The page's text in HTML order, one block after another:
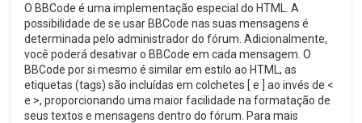
O BBCode é uma implementação especial do HTML. A
possibilidade de se usar BBCode nas suas mensagens é
determinada pelo administrador do fórum. Adicionalmente,
você poderá desativar o BBCode em cada mensagem. O
BBCode por si mesmo é similar em estilo ao HTML, as
etiquetas (tags) são incluídas em colchetes [ e ] ao invés de <
e >, proporcionando uma maior facilidade na formatação de
seus textos e mensagens dentro do fórum. Para mais